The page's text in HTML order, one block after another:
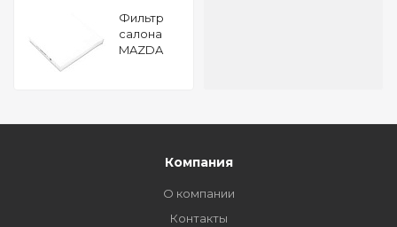
Фильтр
салона
MAZDA
Компания
О компании
Контакты